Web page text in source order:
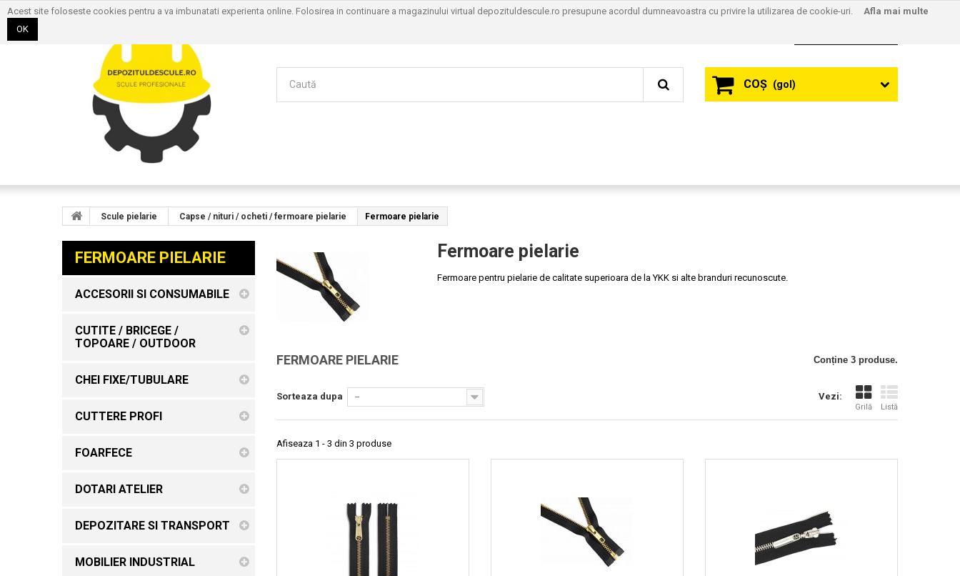
COŞ (gol)
Scule pielarie Capse / nituri / ocheti / fermoare pielarie Fermoare pielarie
FERMOARE PIELARIE
ACCESORII SI CONSUMABILE
CUTITE / BRICEGE /
TOPOARE / OUTDOOR
CHEI FIXE/TUBULARE
CUTTERE PROFI
FOARFECE
DOTARI ATELIER
DEPOZITARE SI TRANSPORT
MOBILIER INDUSTRIAL
Fermoare pielarie
Fermoare pentru pielarie de calitate superioara de la YKK si alte branduri recunoscute.
FERMOARE PIELARIE Conține 3 produse.
Vezi:
Grilă Listă
Sorteaza dupa --
Afiseaza 1 - 3 din 3 produse
Acest site foloseste cookies pentru a va imbunatati experienta online. Folosirea in continuare a magazinului virtual depozituldescule.ro presupune acordul dumneavoastra cu privire la utilizarea de cookie-uri. Afla mai multe
OK